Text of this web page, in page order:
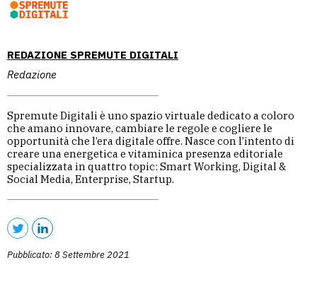
REDAZIONE SPREMUTE DIGITALI
Redazione
Spremute Digitali è uno spazio virtuale dedicato a coloro
che amano innovare, cambiare le regole e cogliere le
opportunità che l’era digitale offre. Nasce con l’intento di
creare una energetica e vitaminica presenza editoriale
specializzata in quattro topic: Smart Working, Digital &
Social Media, Enterprise, Startup.
Pubblicato: 8 Settembre 2021